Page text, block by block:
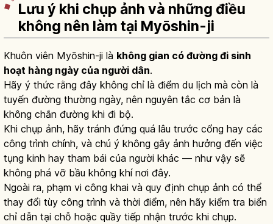
Lưu ý khi chụp ảnh và những điều
không nên làm tại Myōshin-ji
Khuôn viên Myōshin-ji là không gian có đường đi sinh
hoạt hàng ngày của người dân.
Hãy ý thức rằng đây không chỉ là điểm du lịch mà còn là
tuyến đường thường ngày, nên nguyên tắc cơ bản là
không chắn đường khi đi bộ.
Khi chụp ảnh, hãy tránh đứng quá lâu trước cổng hay các
công trình chính, và chú ý không gây ảnh hưởng đến việc
tụng kinh hay tham bái của người khác — như vậy sẽ
không phá vỡ bầu không khí nơi đây.
Ngoài ra, phạm vi công khai và quy định chụp ảnh có thể
thay đổi tùy công trình và thời điểm, nên hãy kiểm tra biển
chỉ dẫn tại chỗ hoặc quầy tiếp nhận trước khi chụp.